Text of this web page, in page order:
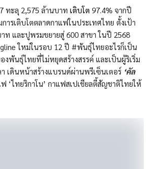
ทะลุ 2,575 ล้านบาท เติบโต 97.4% จากปี
ารเติบโตตลาดกาแฟในประเทศไทย ตั้งเป้า
ท และปูพรมขยายสู่ 600 สาขา ในปี 2568
ใหม่ในรอบ 12 ปี #พันธุ์ไทยอะไรก็เป็น
งพันธุ์ไทยที่ไม่หยุดสร้างสรรค์ และเป็นผู้ริเริ่ม
เดินหน้าสร้างแบรนด์ผ่านพรีเซ็นเตอร์ ‘คัล
‘ไทยริกาโน’ กาแฟสเปเชียลตี้สัญชาติไทยให้